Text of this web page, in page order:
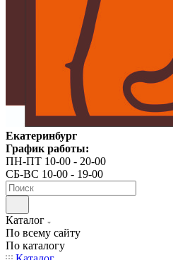
Екатеринбург
График работы:
ПН-ПТ 10-00 - 20-00
СБ-ВС 10-00 - 19-00
Каталог
По всему сайту
По каталогу